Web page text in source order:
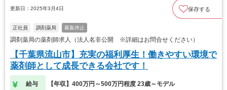
更新日：2025年3月4日 保存する
正社員 調剤薬局 募集停止
調剤薬局の薬剤師求人（法人名非公開 ※詳細はお問合せください）
【千葉県流山市】充実の福利厚生！働きやすい環境で
薬剤師として成長できる会社です！
給与 【年収】400万円～500万円程度 23歳～モデル